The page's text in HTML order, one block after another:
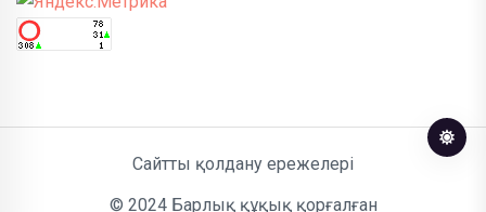
Сайтты қолдану ережелері
© 2024 Барлық құқық қорғалған